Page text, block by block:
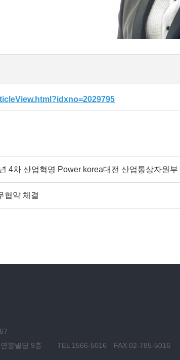
4차 산업혁명 Power korea대전 산업통상자원
협약 체결
봉빌딩 9층
TEL 1566-5016 FAX 02-785-5016